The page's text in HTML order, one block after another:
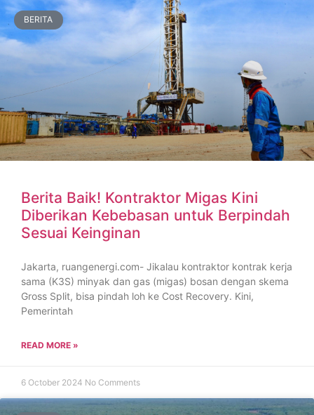
BERITA
Berita Baik! Kontraktor Migas Kini
Diberikan Kebebasan untuk Berpindah
Sesuai Keinginan
Jakarta, ruangenergi.com- Jikalau kontraktor kontrak kerja
sama (K3S) minyak dan gas (migas) bosan dengan skema
Gross Split, bisa pindah loh ke Cost Recovery. Kini,
Pemerintah
READ MORE »
6 October 2024 No Comments